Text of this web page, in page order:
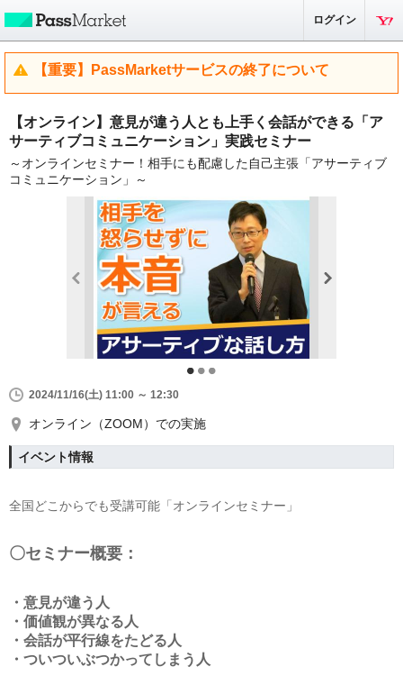
ログイン
【重要】PassMarketサービスの終了について
【オンライン】意見が違う人とも上手く会話ができる「ア
サーティブコミュニケーション」実践セミナー
～オンラインセミナー！相手にも配慮した自己主張「アサーティブ
コミュニケーション」～
2024/11/16(土) 11:00 ～ 12:30
オンライン（ZOOM）での実施
イベント情報
全国どこからでも受講可能「オンラインセミナー」
〇セミナー概要：
・意見が違う人
・価値観が異なる人
・会話が平行線をたどる人
・ついついぶつかってしまう人